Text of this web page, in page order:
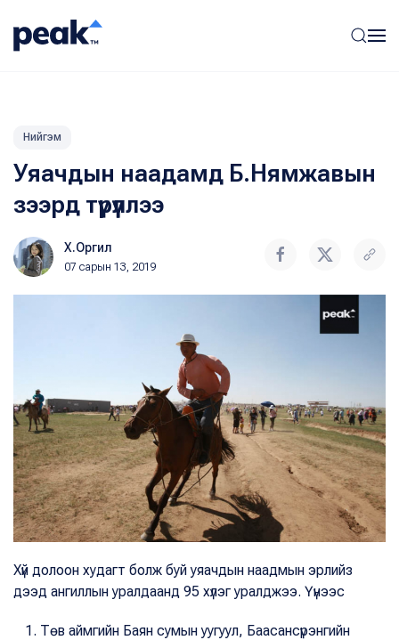
Нийгэм
Уяачдын наадамд Б.Нямжавын
зээрд түрүүллээ
Х.Оргил
07 сарын 13, 2019
Хүй долоон худагт болж буй уяачдын наадмын эрлийз
дээд ангиллын уралдаанд 95 хүлэг уралджээ. Үүнээс
Төв аймгийн Баян сумын уугуул, Баасансүрэнгийн